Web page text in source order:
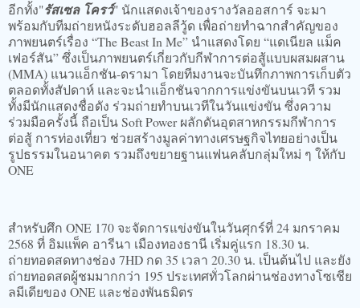
อีกทั้ง"รัสเซล โครว์" นักแสดงเจ้าของรางวัลออสการ์ จะมา
พร้อมกับทีมถ่ายหนังระดับฮอลลีวู้ด เพื่อถ่ายทำฉากสำคัญของ
ภาพยนตร์เรื่อง “The Beast In Me” นำแสดงโดย “แดเนียล แม็ค
เฟอร์สัน” ซึ่งเป็นภาพยนตร์เกี่ยวกับกีฬาการต่อสู้แบบผสมผสาน
(MMA) แนวแอ็กชัน-ดรามา โดยทีมงานจะบันทึกภาพการเก็บตัว
ตลอดทั้งสัปดาห์ และจะนำแอ็กชันจากการแข่งขันบนเวที รวม
ทั้งมีนักแสดงชื่อดัง ร่วมถ่ายทำบนเวทีในวันแข่งขัน ซึ่งความ
ร่วมมือครั้งนี้ ถือเป็น Soft Power ผลักดันอุตสาหกรรมกีฬาการ
ต่อสู้ การท่องเที่ยว ช่วยสร้างมูลค่าทางเศรษฐกิจไทยอย่างเป็น
รูปธรรมในอนาคต รวมถึงขยายฐานแฟนคลับกลุ่มใหม่ ๆ ให้กับ
ONE
สำหรับศึก ONE 170 จะจัดการแข่งขันในวันศุกร์ที่ 24 มกราคม
2568 ที่ อิมแพ็ค อารีนา เมืองทองธานี เริ่มคู่แรก 18.30 น.
ถ่ายทอดสดทางช่อง 7HD กด 35 เวลา 20.30 น. เป็นต้นไป และยัง
ถ่ายทอดสดผู้ชมมากกว่า 195 ประเทศทั่วโลกผ่านช่องทางโซเชีย
ลมีเดียของ ONE และช่องพันธมิตร